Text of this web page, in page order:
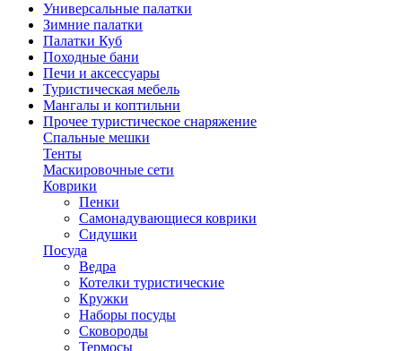
Универсальные палатки
Зимние палатки
Палатки Куб
Походные бани
Печи и аксессуары
Туристическая мебель
Мангалы и коптильни
Прочее туристическое снаряжение
Спальные мешки
Тенты
Маскировочные сети
Коврики
Пенки
Самонадувающиеся коврики
Сидушки
Посуда
Ведра
Котелки туристические
Кружки
Наборы посуды
Сковороды
Термосы